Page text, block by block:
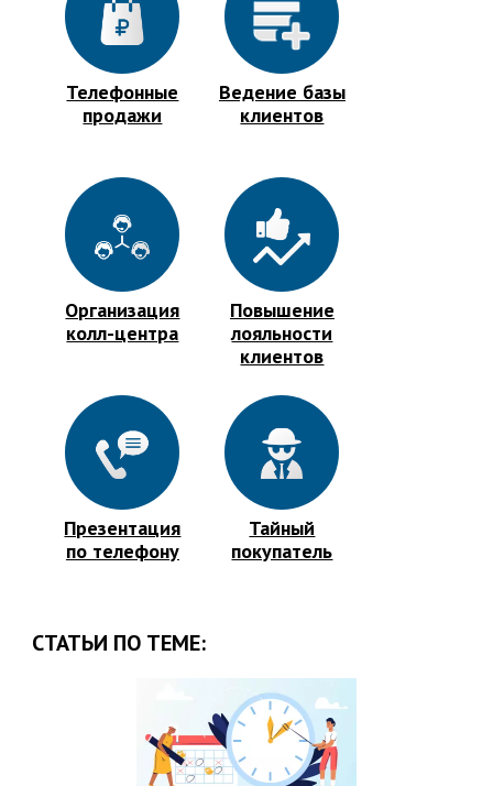
Телефонные
продажи
Ведение базы
клиентов
Организация
колл-центра
Повышение
лояльности
клиентов
Презентация
по телефону
Тайный
покупатель
СТАТЬИ ПО ТЕМЕ: